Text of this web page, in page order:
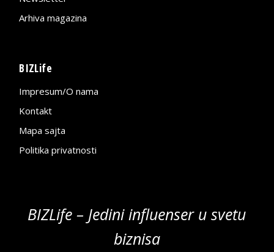
Arhiva magazina
BIZLife
Impresum/O nama
Kontakt
Mapa sajta
Politika privatnosti
BIZLife – Jedini influenser u svetu
biznisa